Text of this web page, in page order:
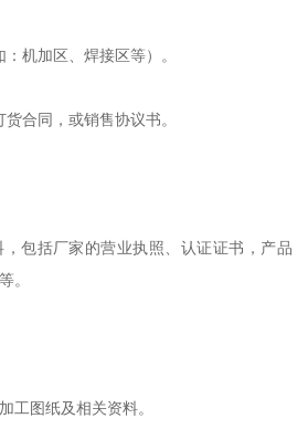
机加区、焊接区等）。
合同，或销售协议书。
包括厂家的营业执照、认证证书，产品
。
图纸及相关资料。